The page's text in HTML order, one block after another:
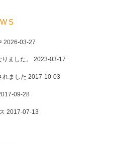
2026-03-27
ました。 2023-03-17
れました 2017-10-03
09-28
2017-07-13